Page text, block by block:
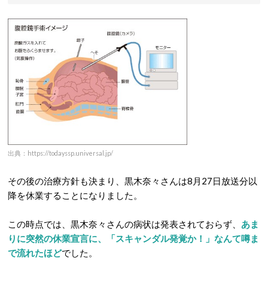
出典：https://todayssp.universal.jp/
その後の治療方針も決まり、黒木奈々さんは8月27日放送分以
降を休業することになりました。
この時点では、黒木奈々さんの病状は発表されておらず、 あま
りに突然の休業宣言に、「スキャンダル発覚か！」なんて噂ま
で流れたほどでした。